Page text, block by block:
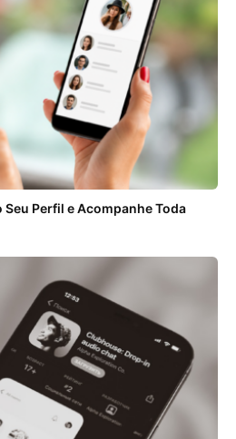
Perfil e Acompanhe Toda